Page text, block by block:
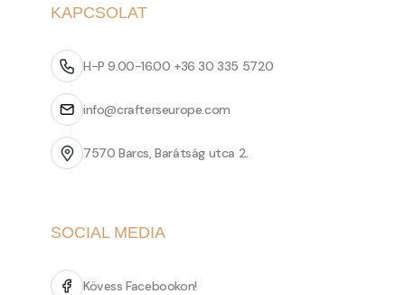
KAPCSOLAT
H-P 9.00-16.00 +36 30 335 5720
info@crafterseurope.com
7570 Barcs, Barátság utca 2.
SOCIAL MEDIA
Kövess Facebookon!